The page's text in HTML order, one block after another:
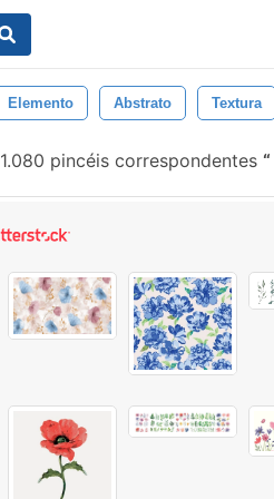
Elemento Abstrato Textura
1.080 pincéis correspondentes